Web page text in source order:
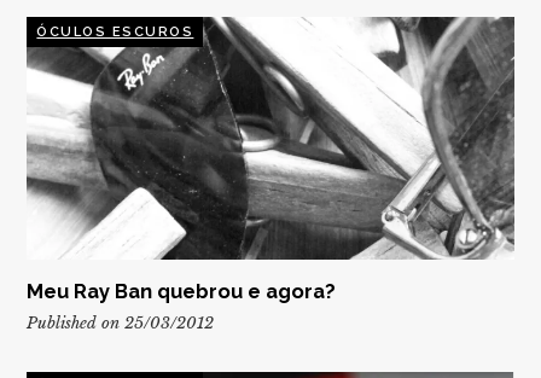
ÓCULOS ESCUROS
Meu Ray Ban quebrou e agora?
Published on 25/03/2012